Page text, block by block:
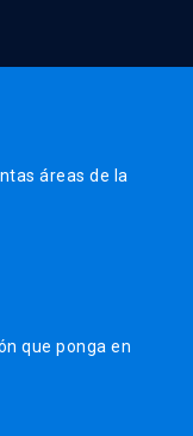
áreas de la
que ponga en